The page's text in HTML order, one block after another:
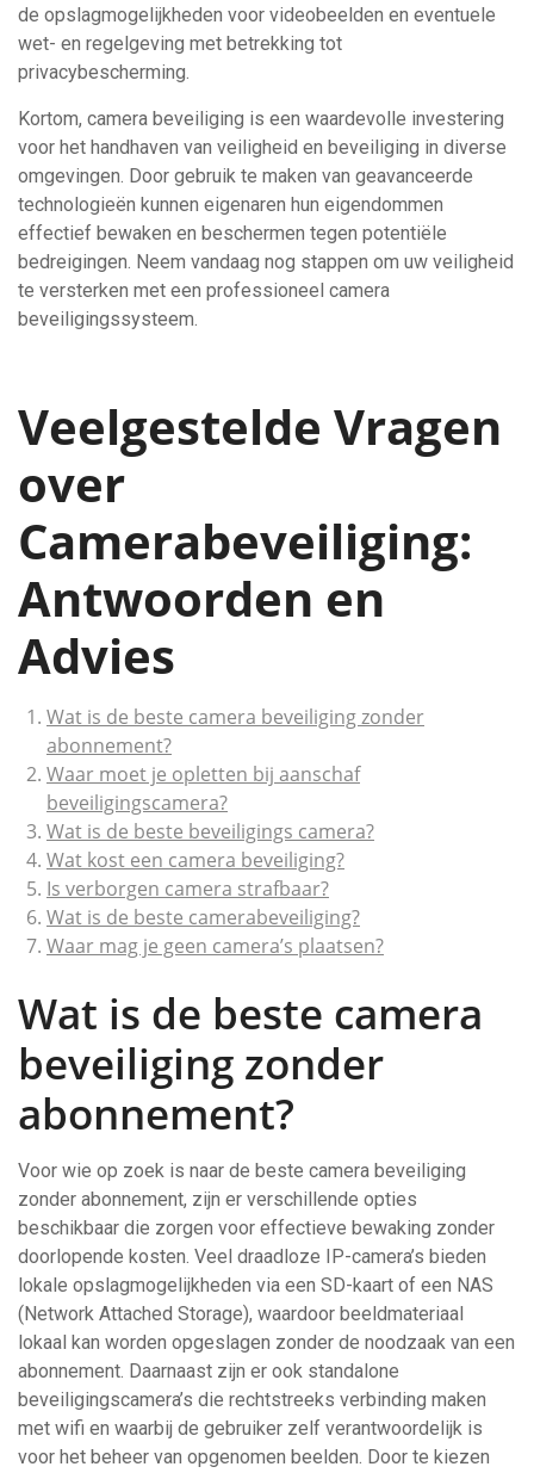
de opslagmogelijkheden voor videobeelden en eventuele
wet- en regelgeving met betrekking tot
privacybescherming.
Kortom, camera beveiliging is een waardevolle investering
voor het handhaven van veiligheid en beveiliging in diverse
omgevingen. Door gebruik te maken van geavanceerde
technologieën kunnen eigenaren hun eigendommen
effectief bewaken en beschermen tegen potentiële
bedreigingen. Neem vandaag nog stappen om uw veiligheid
te versterken met een professioneel camera
beveiligingssysteem.
Veelgestelde Vragen
over
Camerabeveiliging:
Antwoorden en
Advies
Wat is de beste camera beveiliging zonder
abonnement?
Waar moet je opletten bij aanschaf
beveiligingscamera?
Wat is de beste beveiligings camera?
Wat kost een camera beveiliging?
Is verborgen camera strafbaar?
Wat is de beste camerabeveiliging?
Waar mag je geen camera’s plaatsen?
Wat is de beste camera
beveiliging zonder
abonnement?
Voor wie op zoek is naar de beste camera beveiliging
zonder abonnement, zijn er verschillende opties
beschikbaar die zorgen voor effectieve bewaking zonder
doorlopende kosten. Veel draadloze IP-camera’s bieden
lokale opslagmogelijkheden via een SD-kaart of een NAS
(Network Attached Storage), waardoor beeldmateriaal
lokaal kan worden opgeslagen zonder de noodzaak van een
abonnement. Daarnaast zijn er ook standalone
beveiligingscamera’s die rechtstreeks verbinding maken
met wifi en waarbij de gebruiker zelf verantwoordelijk is
voor het beheer van opgenomen beelden. Door te kiezen